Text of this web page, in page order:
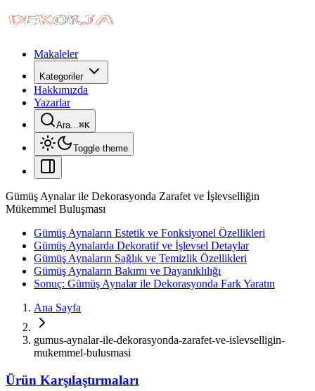
Makaleler
Kategoriler
Hakkımızda
Yazarlar
Ara...⌘K
Toggle theme
Gümüş Aynalar ile Dekorasyonda Zarafet ve İşlevselliğin
Mükemmel Buluşması
Gümüş Aynaların Estetik ve Fonksiyonel Özellikleri
Gümüş Aynalarda Dekoratif ve İşlevsel Detaylar
Gümüş Aynaların Sağlık ve Temizlik Özellikleri
Gümüş Aynaların Bakımı ve Dayanıklılığı
Sonuç: Gümüş Aynalar ile Dekorasyonda Fark Yaratın
Ana Sayfa
gumus-aynalar-ile-dekorasyonda-zarafet-ve-islevselligin-
mukemmel-bulusmasi
Ürün Karşılaştırmaları